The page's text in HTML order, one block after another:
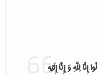
لِلَّهِ وَ إِنَّا إِلَيْهِ